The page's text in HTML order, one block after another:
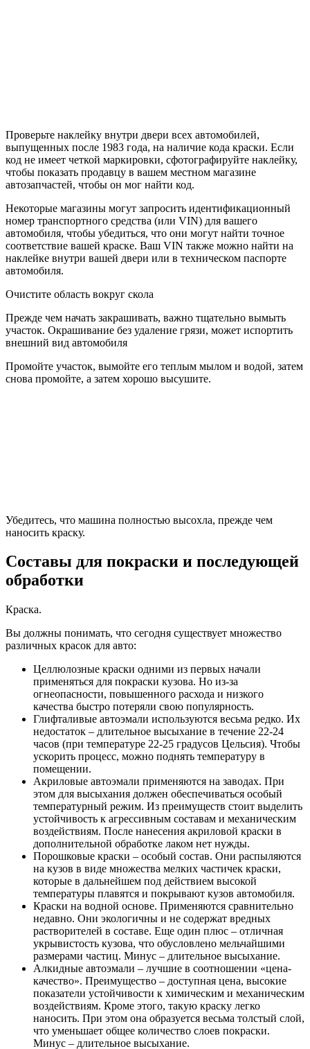
Проверьте наклейку внутри двери всех автомобилей,
выпущенных после 1983 года, на наличие кода краски. Если
код не имеет четкой маркировки, сфотографируйте наклейку,
чтобы показать продавцу в вашем местном магазине
автозапчастей, чтобы он мог найти код.
Некоторые магазины могут запросить идентификационный
номер транспортного средства (или VIN) для вашего
автомобиля, чтобы убедиться, что они могут найти точное
соответствие вашей краске. Ваш VIN также можно найти на
наклейке внутри вашей двери или в техническом паспорте
автомобиля.
Очистите область вокруг скола
Прежде чем начать закрашивать, важно тщательно вымыть
участок. Окрашивание без удаление грязи, может испортить
внешний вид автомобиля
Промойте участок, вымойте его теплым мылом и водой, затем
снова промойте, а затем хорошо высушите.
Убедитесь, что машина полностью высохла, прежде чем
наносить краску.
Составы для покраски и последующей
обработки
Краска.
Вы должны понимать, что сегодня существует множество
различных красок для авто:
Целлюлозные краски одними из первых начали
применяться для покраски кузова. Но из-за
огнеопасности, повышенного расхода и низкого
качества быстро потеряли свою популярность.
Глифталивые автоэмали используются весьма редко. Их
недостаток – длительное высыхание в течение 22-24
часов (при температуре 22-25 градусов Цельсия). Чтобы
ускорить процесс, можно поднять температуру в
помещении.
Акриловые автоэмали применяются на заводах. При
этом для высыхания должен обеспечиваться особый
температурный режим. Из преимуществ стоит выделить
устойчивость к агрессивным составам и механическим
воздействиям. После нанесения акриловой краски в
дополнительной обработке лаком нет нужды.
Порошковые краски – особый состав. Они распыляются
на кузов в виде множества мелких частичек краски,
которые в дальнейшем под действием высокой
температуры плавятся и покрывают кузов автомобиля.
Краски на водной основе. Применяются сравнительно
недавно. Они экологичны и не содержат вредных
растворителей в составе. Еще один плюс – отличная
укрывистость кузова, что обусловлено мельчайшими
размерами частиц. Минус – длительное высыхание.
Алкидные автоэмали – лучшие в соотношении «цена-
качество». Преимущество – доступная цена, высокие
показатели устойчивости к химическим и механическим
воздействиям. Кроме этого, такую краску легко
наносить. При этом она образуется весьма толстый слой,
что уменьшает общее количество слоев покраски.
Минус – длительное высыхание.